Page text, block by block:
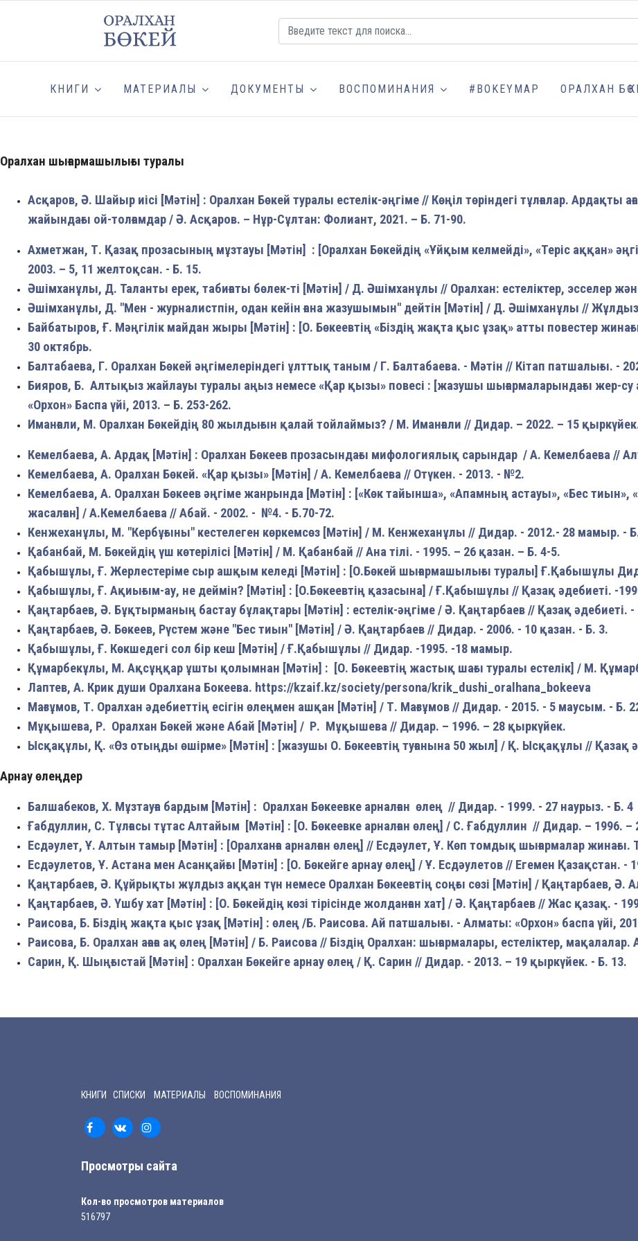
КНИГИ МАТЕРИАЛЫ ДОКУМЕНТЫ ВОСПОМИНАНИЯ #BOKEYMAP ОРАЛХАН
Оралхан шығармашылығы туралы
Асқаров, Ә. Шайыр иісі [Мәтін] : Оралхан Бөкей туралы естелік-әңгіме // Көңіл төріндегі тұлғалар. Ардақты
жайындағы ой-толғамдар / Ә. Асқаров. – Нұр-Сұлтан: Фолиант, 2021. – Б. 71-90.
Ахметжан, Т. Қазақ прозасының мұзтауы [Мәтін] : [Оралхан Бөкейдің «Ұйқым келмейді», «Теріс аққан»
2003. – 5, 11 желтоқсан. - Б. 15.
Әшімханұлы, Д. Таланты ерек, табиғаты бөлек-ті [Мәтін] / Д. Әшімханұлы // Оралхан: естеліктер, эсселер
Әшімханұлы, Д. "Мен - журналистпін, одан кейін ғана жазушымын" дейтін [Мәтін] / Д. Әшімханұлы //
Байбатыров, Ғ. Мәңгілік майдан жыры [Мәтін] : [О. Бөкеевтің «Біздің жақта қыс ұзақ» атты повестер
30 октябрь.
Балтабаева, Г. Оралхан Бөкей әңгімелеріндегі ұлттық таным / Г. Балтабаева. - Мәтін // Кітап патшалығы. -
Бияров, Б. Алтықыз жайлауы туралы аңыз немесе «Қар қызы» повесі : [жазушы шығармаларындағы жер-су
«Орхон» Баспа үйі, 2013. – Б. 253-262.
Иманғали, М. Оралхан Бөкейдің 80 жылдығын қалай тойлаймыз? / М. Иманғали // Дидар. – 2022. – 15
Кемелбаева, А. Ардақ [Мәтін] : Оралхан Бөкеев прозасындағы мифологиялық сарындар / А. Кемелбаева //
Кемелбаева, А. Оралхан Бөкей. «Қар қызы» [Мәтін] / А. Кемелбаева // Отүкен. - 2013. - №2.
Кемелбаева, А. Оралхан Бөкеев әңгіме жанрында [Мәтін] : [«Көк тайынша», «Апамның астауы», «Бес тиын»,
жасалған] / А.Кемелбаева // Абай. - 2002. - №4. - Б.70-72.
Кенжеханұлы, М. "Кербұғыны" кестелеген көркемсөз [Мәтін] / М. Кенжеханұлы // Дидар. - 2012.- 28 мамыр. -
Қабанбай, М. Бөкейдің үш көтерілісі [Мәтін] / М. Қабанбай // Ана тілі. - 1995. – 26 қазан. – Б. 4-5.
Қабышұлы, Ғ. Жерлестеріме сыр ашқым келеді [Мәтін] : [О.Бөкей шығармашылығы туралы] Ғ.Қабышұлы
Қабышұлы, Ғ. Ақиығым-ау, не деймін? [Мәтін] : [О.Бөкеевтің қазасына] / Ғ.Қабышұлы // Қазақ әдебиеті. -
Қаңтарбаев, Ә. Бұқтырманың бастау бұлақтары [Мәтін] : естелік-әңгіме / Ә. Қаңтарбаев // Қазақ әдебиеті.
Қаңтарбаев, Ә. Бөкеев, Рүстем және "Бес тиын" [Мәтін] / Ә. Қаңтарбаев // Дидар. - 2006. - 10 қазан. - Б. 3.
Қабышұлы, Ғ. Көкшедегі сол бір кеш [Мәтін] / Ғ.Қабышұлы // Дидар. -1995. -18 мамыр.
Құмарбекұлы, М. Ақсұңқар ұшты қолымнан [Мәтін] : [О. Бөкеевтің жастық шағы туралы естелік] / М.
Лаптев, А. Крик души Оралхана Бокеева. https://kzaif.kz/society/persona/krik_dushi_oralhana_bokeeva
Мағзұмов, Т. Оралхан әдебиеттің есігін өлеңмен ашқан [Мәтін] / Т. Мағзұмов // Дидар. - 2015. - 5 маусым. - Б.
Мұқышева, Р. Оралхан Бөкей және Абай [Мәтін] / Р. Мұқышева // Дидар. – 1996. – 28 қыркүйек.
Ысқақұлы, Қ. «Өз отыңды өшірме» [Мәтін] : [жазушы О. Бөкеевтің туғанына 50 жыл] / Қ. Ысқақұлы // Қазақ
Арнау өлеңдер
Балшабеков, Х. Мұзтауға бардым [Мәтін] : Оралхан Бөкеевке арналған өлең // Дидар. - 1999. - 27 наурыз. - Б. 4
Ғабдуллин, С. Тұлғасы тұтас Алтайым [Мәтін] : [О. Бөкеевке арналған өлең] / С. Ғабдуллин // Дидар. – 1996. –
Есдәулет, Ұ. Алтын тамыр [Мәтін] : [Оралханға арналған өлең] // Есдәулет, Ұ. Көп томдық шығармалар жинағы.
Есдәулетов, Ұ. Астана мен Асанқайғы [Мәтін] : [О. Бөкейге арнау өлең] / Ұ. Есдәулетов // Егемен Қазақстан. -
Қаңтарбаев, Ә. Құйрықты жұлдыз аққан түн немесе Оралхан Бөкеевтің соңғы сөзі [Мәтін] / Қаңтарбаев,
Қаңтарбаев, Ә. Үшбу хат [Мәтін] : [О. Бөкейдің көзі тірісінде жолданған хат] / Ә. Қаңтарбаев // Жас қазақ. -
Раисова, Б. Біздің жақта қыс ұзақ [Мәтін] : өлең /Б. Раисова. Ай патшалығы. - Алматы: «Орхон» баспа үйі,
Раисова, Б. Оралхан ағаға ақ өлең [Мәтін] / Б. Раисова // Біздің Оралхан: шығармалары, естеліктер,
Сарин, Қ. Шыңғыстай [Мәтін] : Оралхан Бөкейге арнау өлең / Қ. Сарин // Дидар. - 2013. – 19 қыркүйек. - Б. 13.
КНИГИ СПИСКИ МАТЕРИАЛЫ ВОСПОМИНАНИЯ
Просмотры сайта
Кол-во просмотров материалов
516797